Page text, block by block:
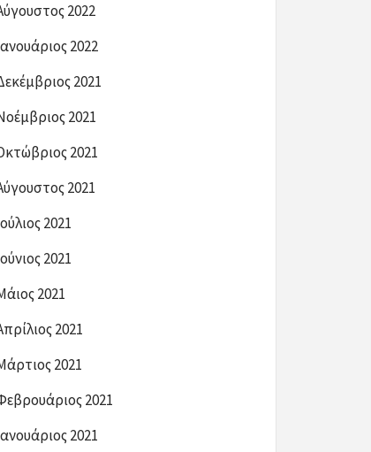
2022
2022
2021
2021
2021
2021
2021
2021
2021
2021
2021
2021
2021